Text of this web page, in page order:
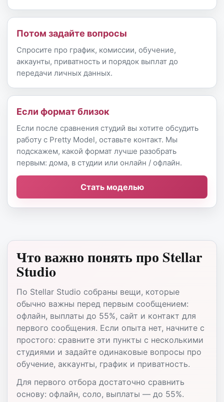
Потом задайте вопросы
Спросите про график, комиссии, обучение,
аккаунты, приватность и порядок выплат до
передачи личных данных.
Если формат близок
Если после сравнения студий вы хотите обсудить
работу с Pretty Model, оставьте контакт. Мы
подскажем, какой формат лучше разобрать
первым: дома, в студии или онлайн / офлайн.
Стать моделью
Что важно понять про Stellar
Studio
По Stellar Studio собраны вещи, которые
обычно важны перед первым сообщением:
офлайн, выплаты до 55%, сайт и контакт для
первого сообщения. Если опыта нет, начните с
простого: сравните эти пункты с несколькими
студиями и задайте одинаковые вопросы про
обучение, аккаунты, график и приватность.
Для первого отбора достаточно сравнить
основу: офлайн, соло, выплаты — до 55%.